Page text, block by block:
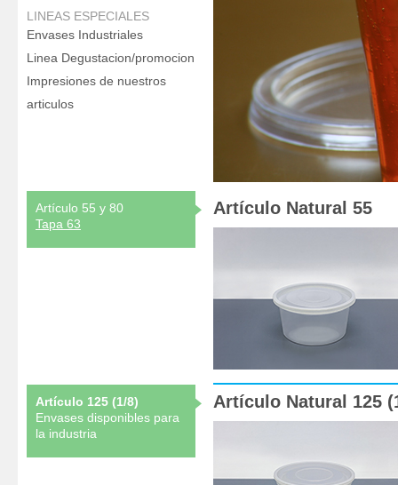
LINEAS ESPECIALES
Envases Industriales
Linea Degustacion/promocion
Impresiones de nuestros
articulos
Artículo 55 y 80
Tapa 63
Artículo Natural 55
Artículo 125 (1/8)
Envases disponibles para
la industria
Artículo Natural 125